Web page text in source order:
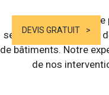
DEVIS GRATUIT
Notre entreprise
services d’installation
de bâtiments. Notre
de nos